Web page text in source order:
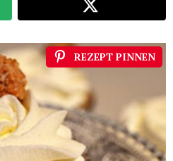
REZEPT PINNEN